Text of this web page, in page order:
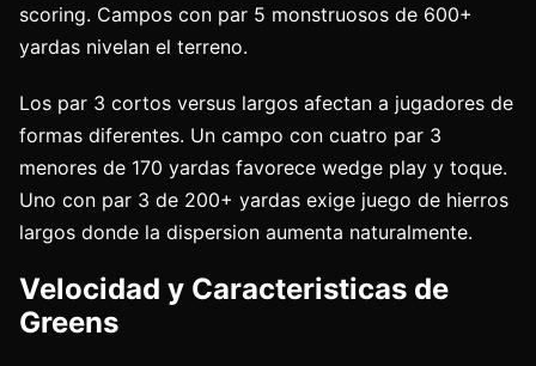
scoring. Campos con par 5 monstruosos de 600+
yardas nivelan el terreno.
Los par 3 cortos versus largos afectan a jugadores de
formas diferentes. Un campo con cuatro par 3
menores de 170 yardas favorece wedge play y toque.
Uno con par 3 de 200+ yardas exige juego de hierros
largos donde la dispersion aumenta naturalmente.
Velocidad y Caracteristicas de
Greens